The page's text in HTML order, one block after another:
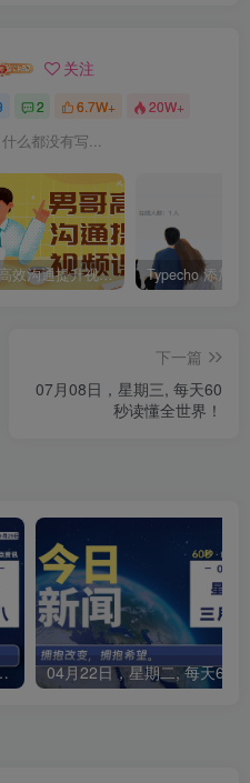
关注
2 6.7W+ 20W+
么都没有写...
男哥高效沟通提升视频课程
下一篇
07月08日，星期三, 每天60
秒读懂全世界！
读懂全世界！